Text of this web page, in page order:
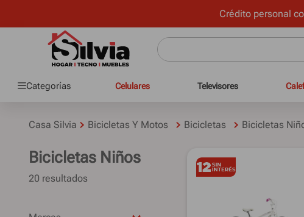
Crédito personal
Categorías Celulares Televisores
Casa Silvia Bicicletas Y Motos Bicicletas Bicicletas
Bicicletas Niños
20